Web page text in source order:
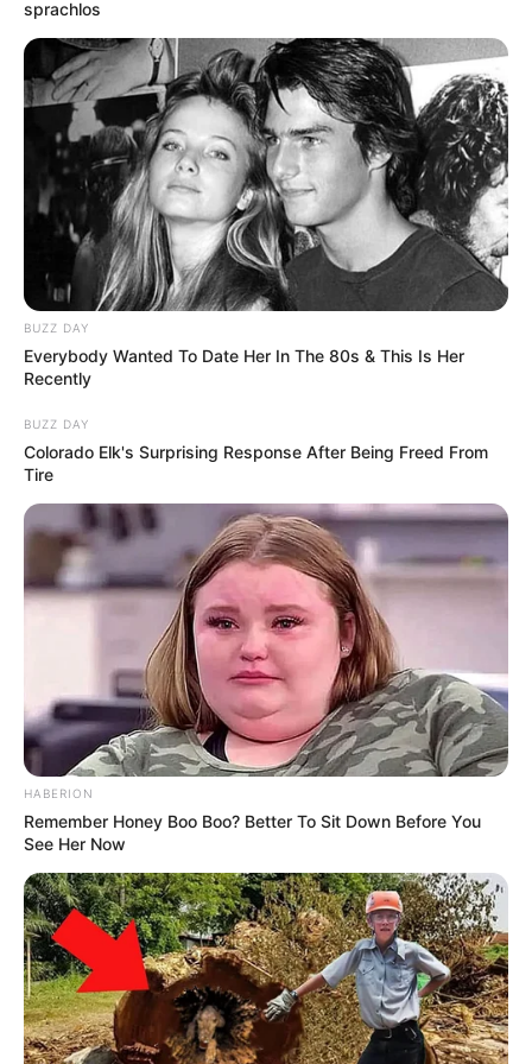
Beginn der Veranstaltung *:
Ende der Veranstaltung *:
Eintrittspreis:
URL bzw. Link:
E-Mail (wird nicht angezeigt)*:
Typ der Veranstaltung wählen:
Veranstaltungsserie wählen:
Eingabe prüfen:
* Pflichtfelder
Das Datumsfeld funktioniert nicht? Dann ist vielleicht Ihr
Browser veraltet. Laden Siehier den neuesten Browser
von Firefoxherunter. Dann funktioniert alles.
sprachlos
BUZZ DAY
Everybody Wanted To Date Her In The 80s & This Is Her
Recently
BUZZ DAY
Colorado Elk's Surprising Response After Being Freed From
Tire
HABERION
Remember Honey Boo Boo? Better To Sit Down Before You
See Her Now